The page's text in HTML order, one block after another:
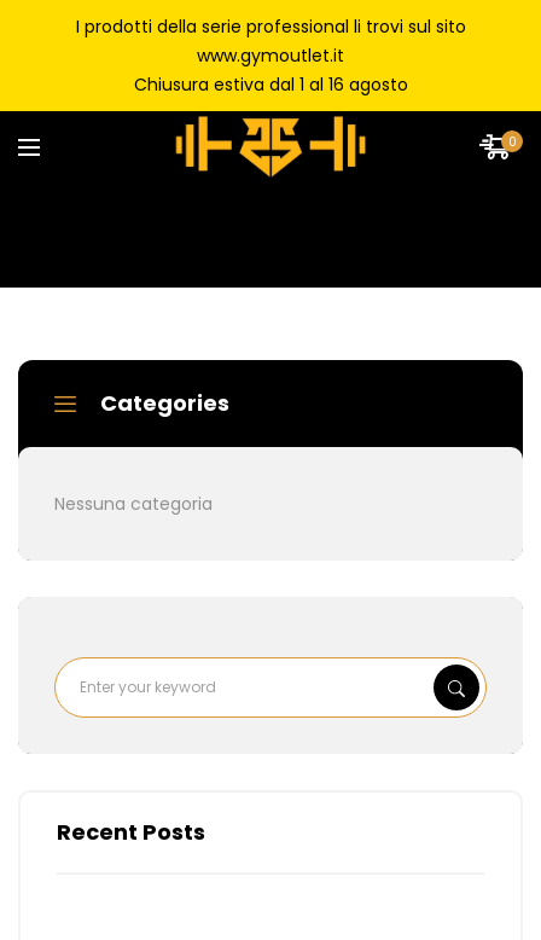
I prodotti della serie professional li trovi sul sito
www.gymoutlet.it
Chiusura estiva dal 1 al 16 agosto
0
Categories
Nessuna categoria
Recent Posts